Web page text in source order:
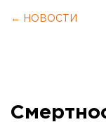
← НОВОСТИ